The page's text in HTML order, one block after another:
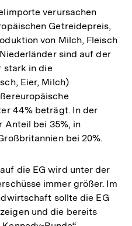
verursachen
Getreidepreis,
von Milch, Fleisch
sind auf der
stark in die
Eier, Milch)
44% beträgt. In der
Anteil bei 35%, in
bei 20%.
die EG wird unter der
immer größer. Im
sollte die EG
und die bereits